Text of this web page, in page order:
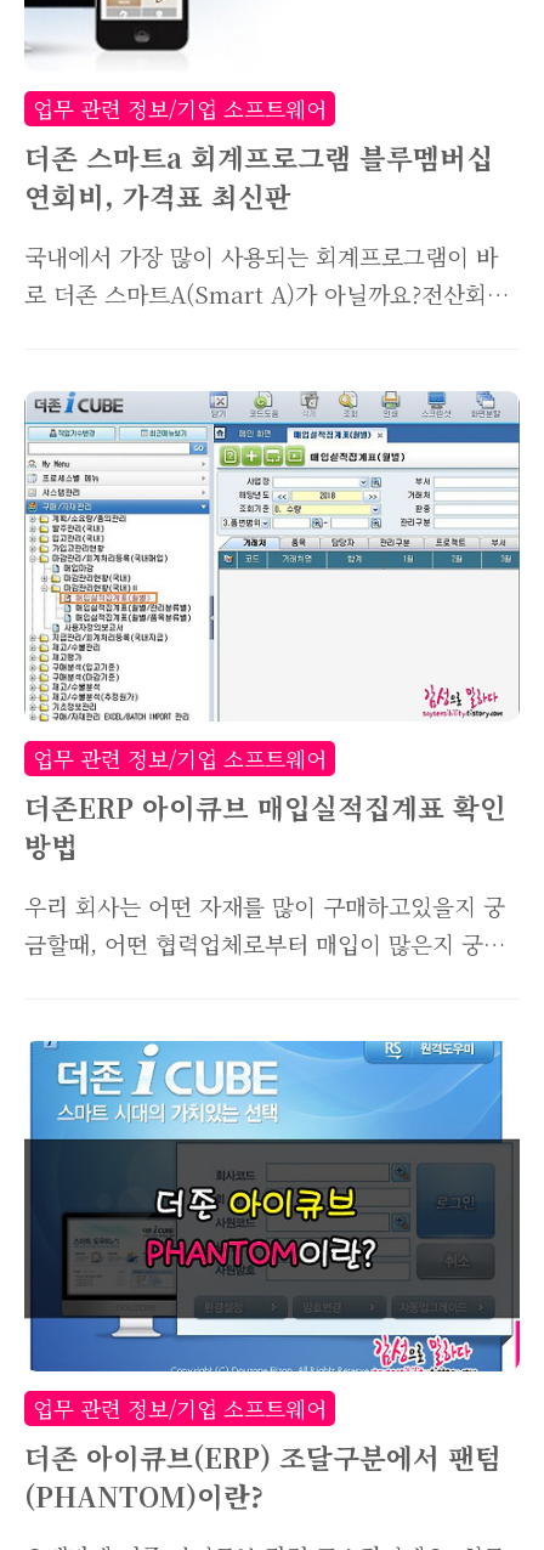
는지 확인할 방법이 없습니다. 담당자마다 엑셀로
파일을 따로 관리한다면 공유도 안되고, 실수로 파
일이 날아가기라도 하는날엔 엄청난 재앙(?)이 닥
치기도 합니다. 따..
업무 관련 정보/기업 소프트웨어
더존 스마트a 회계프로그램 블루멤버십
연회비, 가격표 최신판
국내에서 가장 많이 사용되는 회계프로그램이 바
로 더존 스마트A(Smart A)가 아닐까요?전산회계
70~80% 이상이 사용하는 프로그램이 바로 스마
트a라 보여지는데요. 오늘은 더존 스마트A의 연회
비인 블루멤버십 가격표를 공유해드리려고 합니
다. 인터넷을 아무리 검색해봐도 얼마인지 찾기가
어려웠는데, 더존으로부터 받은 팜플렛에 해당 내
용이 있어 공유합니다. 참고로 스마트a를 사용하
기위해서는 해당 모듈을 먼저 구입해야합니다. 라
이센스를 획득한 뒤 1년마다 지불해야하는 유지보
수비용이 바로 블루멤버십 연회비이니 참고하세
요! 스마트a 기본모듈에는 회계관리와 인사/급여
관리, 물류관리, 일용직노무관리, 법인/개인조정으
로 나뉘어져 ..
업무 관련 정보/기업 소프트웨어
더존ERP 아이큐브 매입실적집계표 확인
방법
우리 회사는 어떤 자재를 많이 구매하고있을지 궁
금할때, 어떤 협력업체로부터 매입이 많은지 궁금
체별, 품목별 매입금액을 바로 비교해볼 수 있는데
요. 바로 '매입실적집계표'라는 기능입니다. 더존
아이큐브의 [구매/자재관리] 메뉴에서 [마감관리/
회계처리등록(국내매입)] - [마감관리현황(국내)II]
- [매입실적집계표(월별)]에서 확인할 수 있습니
다. 상단 메뉴에서 사업장, 해당년도, 관리구분이
나 프로젝트 별로 지정해 조회해볼 수 있는데요.
이때 조회기준을 수량이나 원화금액으로도 가능하
니 참고하세요. 일단 저희회사 기준으로 매입실적
집계표를 조회해봤습니다. 1월부터 12월까지의 매
입내역을 바탕으로 거래처별 월별 매입금..
업무 관련 정보/기업 소프트웨어
더존 아이큐브(ERP) 조달구분에서 팬텀
(PHANTOM)이란?